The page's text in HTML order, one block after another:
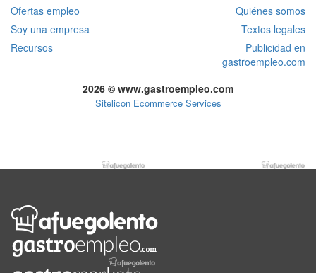
Ofertas empleo
Quiénes somos
Soy una empresa
Textos legales
Recursos
Publicidad en
gastroempleo.com
2026 © www.gastroempleo.com
Sitelicon Ecommerce Services